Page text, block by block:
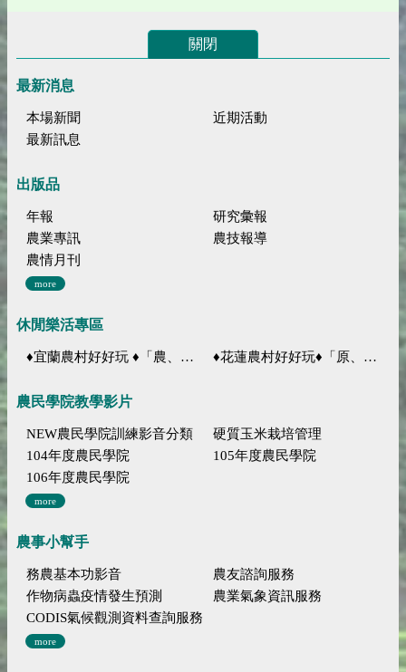
關閉
最新消息
本場新聞
近期活動
最新訊息
出版品
年報
研究彙報
農業專訊
農技報導
農情月刊
more
休閒樂活專區
♦宜蘭農村好好玩 ♦「農、藝、山、水」四條遊程推薦 ♦花蓮農村好好玩♦「原、生、慢、活」四條遊程推薦
農民學院教學影片
NEW農民學院訓練影音分類
硬質玉米栽培管理
104年度農民學院
105年度農民學院
106年度農民學院
more
農事小幫手
務農基本功影音
農友諮詢服務
作物病蟲疫情發生預測
農業氣象資訊服務
CODIS氣候觀測資料查詢服務
more